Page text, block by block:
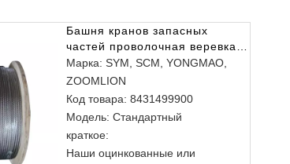
Башня кранов запасных
частей проволочная веревка
35 Вт*7 10 мм горячая
распродажа
Марка: SYM, SCM, YONGMAO,
ZOOMLION
Код товара: 8431499900
Модель: Стандартный
краткое:
Наши оцинкованные или